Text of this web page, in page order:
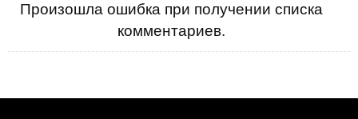
Произошла ошибка при получении списка
комментариев.